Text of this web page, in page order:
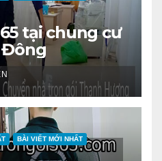
tại chung cư
Đông
BÀI VIẾT MỚI NHẤT